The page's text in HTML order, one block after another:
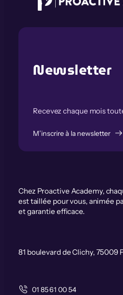
Newsletter
Recevez chaque mois
M’inscrire à la newsletter
Chez Proactive Academy,
est taillée pour vous, animée
et garantie efficace.
81 boulevard de Clichy, 75009
01 85 61 00 54